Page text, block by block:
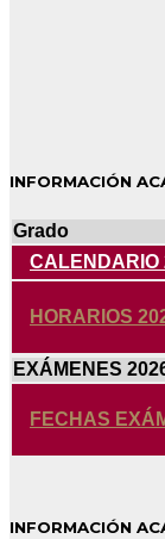
INFORMACIÓN
Grado
CALENDARIO
HORARIOS
EXÁMENES
FECHAS
INFORMACIÓN